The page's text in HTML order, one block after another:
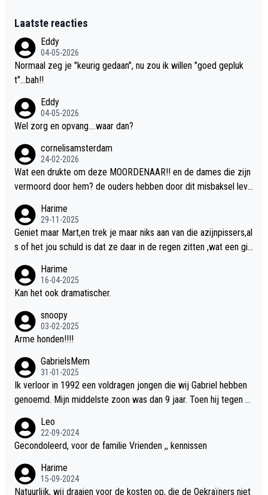
Laatste reacties
Eddy
04-05-2026
Normaal zeg je "keurig gedaan", nu zou ik willen "goed gepluk
t"...bah!!
Eddy
04-05-2026
Wel zorg en opvang....waar dan?
cornelisamsterdam
24-02-2026
Wat een drukte om deze MOORDENAAR!! en de dames die zijn
vermoord door hem? de ouders hebben door dit misbaksel leve
t!!
Harime
29-11-2025
Geniet maar Mart,en trek je maar niks aan van die azijnpissers,al
s of het jou schuld is dat ze daar in de regen zitten ,wat een gill
Harime
16-04-2025
Kan het ook dramatischer.
snoopy
03-02-2025
Arme honden!!!!
GabrielsMem
31-01-2025
Ik verloor in 1992 een voldragen jongen die wij Gabriel hebben
genoemd. Mijn middelste zoon was dan 9 jaar. Toen hij tegen d
verteld in Groningen. Ik gun Anouk en Douwe Bob hun rouw verd
riet en als ervaringsdeskundige heb ik zeker begrip hiervoor. Wa
delijk overeenkomend met mijn gezins verlies in 1992 een soor
t ready-made lied geschreven, geproduceerd en op de radio te
Leo
22-09-2024
Gecondoleerd, voor de familie Vrienden ,, kennissen
Harime
15-09-2024
Natuurlijk, wij draaien voor de kosten op, die de Oekraïners niet